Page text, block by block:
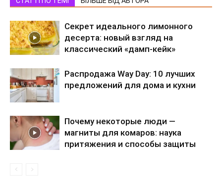
Секрет идеального лимонного
десерта: новый взгляд на
классический «дамп-кейк»
Распродажа Way Day: 10 лучших
предложений для дома и кухни
Почему некоторые люди —
магниты для комаров: наука
притяжения и способы защиты